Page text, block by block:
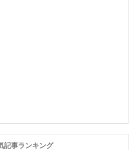
記事ランキング